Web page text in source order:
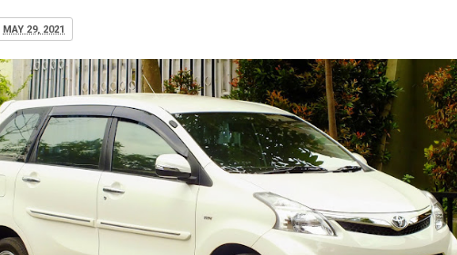
MAY 29, 2021